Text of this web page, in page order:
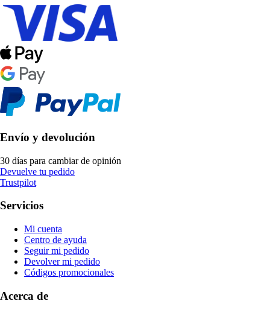
Envío y devolución
30 días para cambiar de opinión
Devuelve tu pedido
Trustpilot
Servicios
Mi cuenta
Centro de ayuda
Seguir mi pedido
Devolver mi pedido
Códigos promocionales
Acerca de